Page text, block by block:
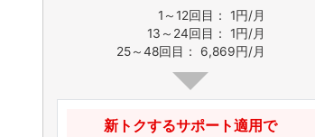
1～12回目： 1円/月
13～24回目： 1円/月
25～48回目： 6,869円/月
新トクするサポート適用で